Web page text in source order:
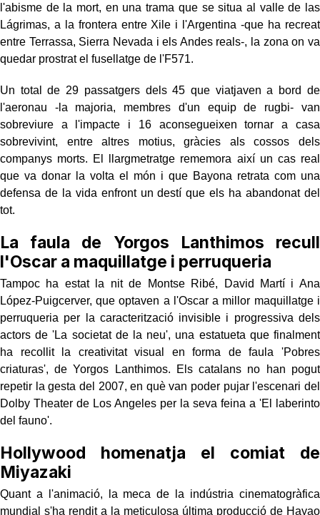
l'abisme de la mort, en una trama que se situa al valle de las
Lágrimas, a la frontera entre Xile i l'Argentina -que ha recreat
entre Terrassa, Sierra Nevada i els Andes reals-, la zona on va
quedar prostrat el fusellatge de l'F571.
Un total de 29 passatgers dels 45 que viatjaven a bord de
l'aeronau -la majoria, membres d'un equip de rugbi- van
sobreviure a l'impacte i 16 aconsegueixen tornar a casa
sobrevivint, entre altres motius, gràcies als cossos dels
companys morts. El llargmetratge rememora així un cas real
que va donar la volta el món i que Bayona retrata com una
defensa de la vida enfront un destí que els ha abandonat del
tot.
La faula de Yorgos Lanthimos recull
l'Oscar a maquillatge i perruqueria
Tampoc ha estat la nit de Montse Ribé, David Martí i Ana
López-Puigcerver, que optaven a l'Oscar a millor maquillatge i
perruqueria per la caracterització invisible i progressiva dels
actors de 'La societat de la neu', una estatueta que finalment
ha recollit la creativitat visual en forma de faula 'Pobres
criaturas', de Yorgos Lanthimos. Els catalans no han pogut
repetir la gesta del 2007, en què van poder pujar l'escenari del
Dolby Theater de Los Angeles per la seva feina a 'El laberinto
del fauno'.
Hollywood homenatja el comiat de
Miyazaki
Quant a l'animació, la meca de la indústria cinematogràfica
mundial s'ha rendit a la meticulosa última producció de Hayao